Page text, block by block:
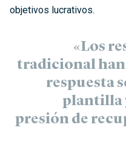
objetivos lucrativos.
«Los
tradicional
respuesta
plantilla
presión de